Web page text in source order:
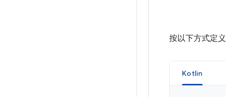
按以下方式定义
Kotlin